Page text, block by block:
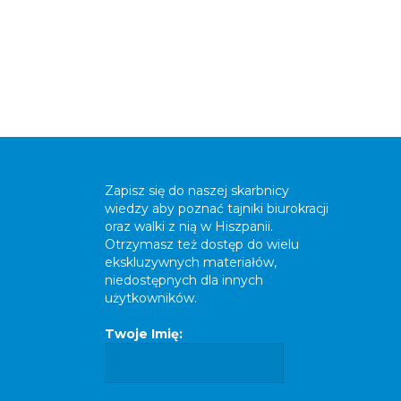
Zapisz się do naszej skarbnicy
wiedzy aby poznać tajniki biurokracji
oraz walki z nią w Hiszpanii.
Otrzymasz też dostęp do wielu
ekskluzywnych materiałów,
niedostępnych dla innych
użytkowników.
Twoje Imię: